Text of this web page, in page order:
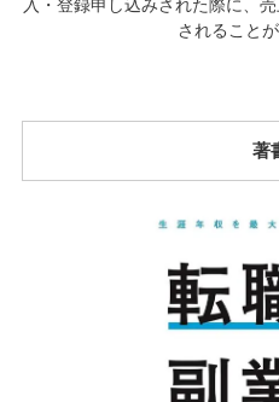
入・登録申し込みされた際に、
されること
著